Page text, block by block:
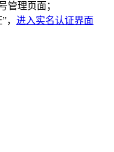
管理页面；
， 进入实名认证界面